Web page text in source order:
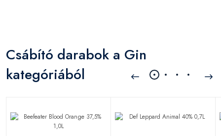
Csábító darabok a Gin
kategóriából